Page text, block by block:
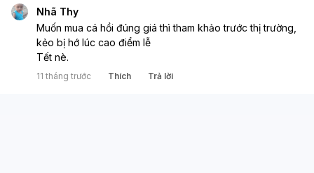
Nhã Thy
Muốn mua cá hồi đúng giá thì tham khảo trước thị trường,
kẻo bị hớ lúc cao điểm lễ
Tết nè.
11 tháng trước Thích Trả lời